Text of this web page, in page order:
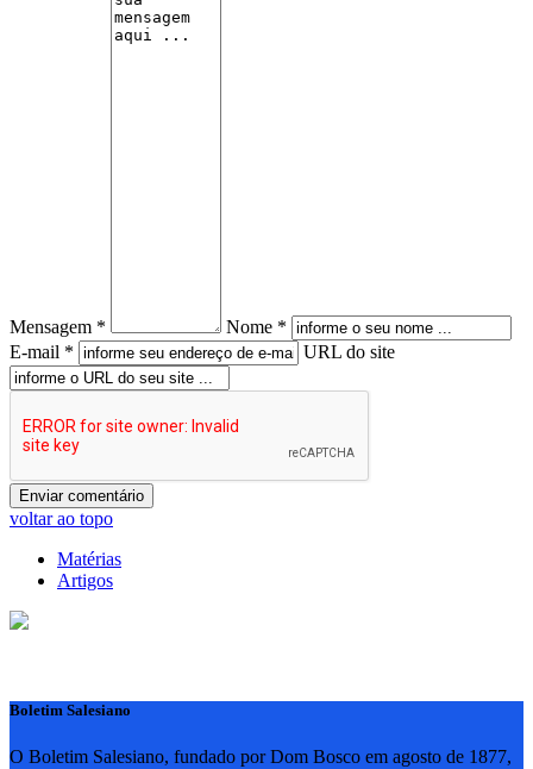
Mensagem *
Nome *
E-mail *
URL do site
voltar ao topo
Matérias
Artigos
Boletim Salesiano
O Boletim Salesiano, fundado por Dom Bosco em agosto de 1877,